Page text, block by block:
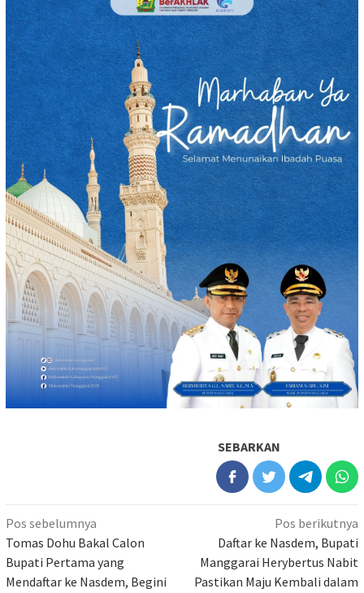
SEBARKAN
Navigasi
pos
Pos sebelumnya
Tomas Dohu Bakal Calon
Bupati Pertama yang
Mendaftar ke Nasdem, Begini
Pos berikutnya
Daftar ke Nasdem, Bupati
Manggarai Herybertus Nabit
Pastikan Maju Kembali dalam